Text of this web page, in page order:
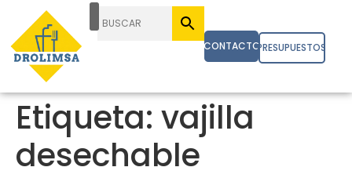
CONTACTOPRESUPUESTOS
Etiqueta: vajilla
desechable